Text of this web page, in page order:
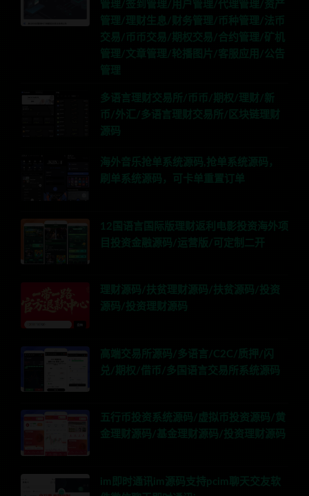
管理/签到管理/用户管理/代理管理/资产
管理/理财生息/财务管理/币种管理/法币
交易/币币交易/期权交易/合约管理/矿机
管理/文章管理/轮播图片/客服应用/公告
管理
多语言理财交易所/币币/期权/理财/新
币/外汇/多语言理财交易所/区块链理财
源码
海外音乐抢单系统源码,抢单系统源码，
刷单系统源码，可卡单重置订单
12国语言国际版理财返利电影投资海外项
目投资金融源码/运营版/可定制二开
理财源码/扶贫理财源码/扶贫源码/投资
源码/投资理财源码
高端交易所源码/多语言/C2C/质押/闪
兑/期权/借币/多国语言交易所系统源码
五行币投资系统源码/虚拟币投资源码/黄
金理财源码/基金理财源码/投资理财源码
im即时通讯im源码支持pcim聊天交友软